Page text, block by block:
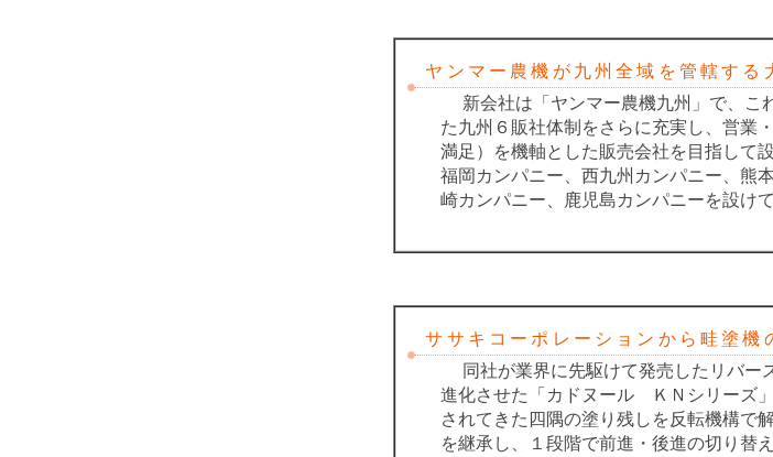
ヤンマー農機が九州全域を管轄する
新会社は「ヤンマー農機九州」で、こ
た九州６販社体制をさらに充実し、営業
満足）を機軸とした販売会社を目指して
福岡カンパニー、西九州カンパニー、熊
崎カンパニー、鹿児島カンパニーを設け
ササキコーポレーションから畦塗機
同社が業界に先駆けて発売したリバー
進化させた「カドヌール ＫＮシリーズ
されてきた四隅の塗り残しを反転機構で
を継承し、１段階で前進・後進の切り替